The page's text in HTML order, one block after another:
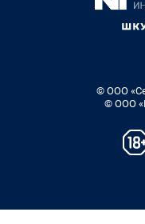
© ООО
© ООО